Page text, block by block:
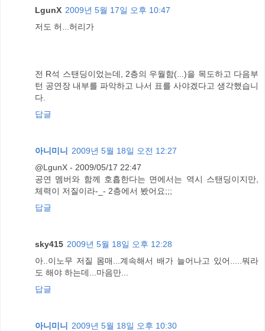
LgunX 2009년 5월 17일 오후 10:47
저도 허...허리가
전 R석 스탠딩이었는데, 2층의 우월함(...)을 목도하고 다음부
턴 공연장 내부를 파악하고 나서 표를 사야겠다고 생각했습니
다.
답글
아니미니 2009년 5월 18일 오전 12:27
@LgunX - 2009/05/17 22:47
공연 멤버와 함께 호흡한다는 면에서는 역시 스탠딩이지만,
체력이 저질이라-_- 2층에서 봤어요;;;
답글
sky415 2009년 5월 18일 오후 12:28
아..이노무 저질 몸매...계속해서 배가 늘어나고 있어.....뭐라
도 해야 하는데...마음만...
답글
아니미니 2009년 5월 18일 오후 10:30